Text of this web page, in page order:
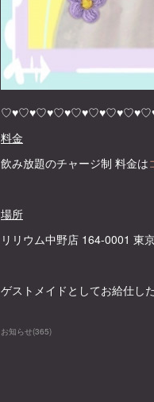
料金
飲み放題のチャージ制 料金は
場所
リリウム中野店 164-0001 東
ゲストメイドとしてお給仕し
お知らせ(365)